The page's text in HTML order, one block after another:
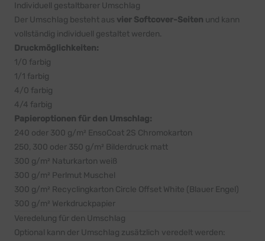
Individuell gestaltbarer Umschlag
Der Umschlag besteht aus vier Softcover-Seiten und kann
vollständig individuell gestaltet werden.
Druckmöglichkeiten:
1/0 farbig
1/1 farbig
4/0 farbig
4/4 farbig
Papieroptionen für den Umschlag:
240 oder 300 g/m² EnsoCoat 2S Chromokarton
250, 300 oder 350 g/m² Bilderdruck matt
300 g/m² Naturkarton weiß
300 g/m² Perlmut Muschel
300 g/m² Recyclingkarton Circle Offset White (Blauer Engel)
300 g/m² Werkdruckpapier
Veredelung für den Umschlag
Optional kann der Umschlag zusätzlich veredelt werden: